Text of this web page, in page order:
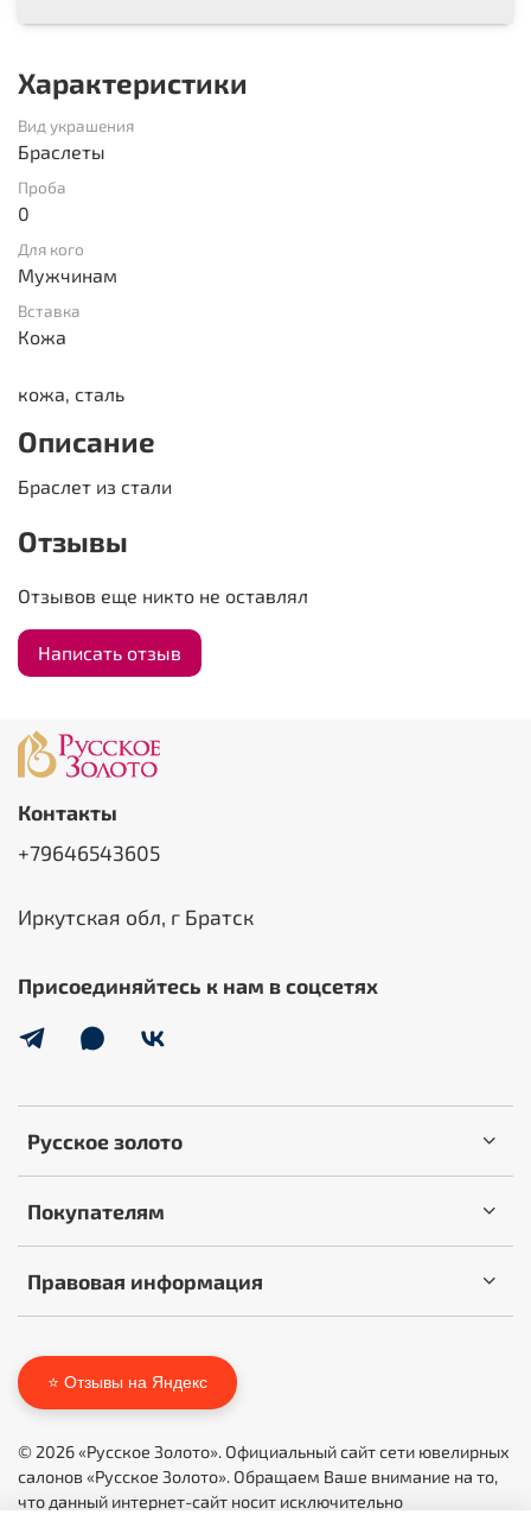
Характеристики
Вид украшения
Браслеты
Проба
0
Для кого
Мужчинам
Вставка
Кожа
кожа, сталь
Описание
Браслет из стали
Отзывы
Отзывов еще никто не оставлял
Написать отзыв
Русское золото
Покупателям
Правовая информация
Контакты
+79646543605
Иркутская обл, г Братск
Присоединяйтесь к нам в соцсетях
⭐ Отзывы на Яндекс
© 2026 «Русское Золото». Официальный сайт сети ювелирных
салонов «Русское Золото». Обращаем Ваше внимание на то,
что данный интернет-сайт носит исключительно